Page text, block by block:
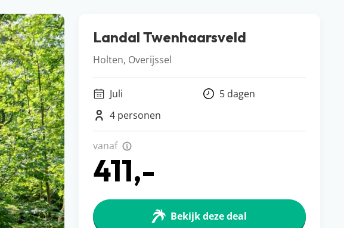
Landal Twenhaarsveld
Holten, Overijssel
Juli
5 dagen
4 personen
vanaf
411,-
Bekijk deze deal